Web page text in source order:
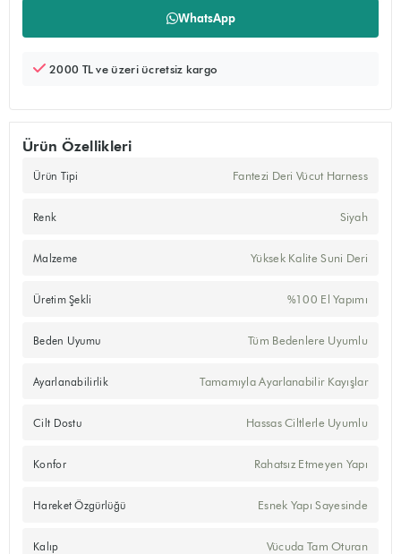
WhatsApp
2000 TL ve üzeri ücretsiz kargo
Ürün Özellikleri
Ürün Tipi Fantezi Deri Vücut Harness
Renk Siyah
Malzeme Yüksek Kalite Suni Deri
Üretim Şekli %100 El Yapımı
Beden Uyumu Tüm Bedenlere Uyumlu
Ayarlanabilirlik Tamamıyla Ayarlanabilir Kayışlar
Cilt Dostu Hassas Ciltlerle Uyumlu
Konfor Rahatsız Etmeyen Yapı
Hareket Özgürlüğü Esnek Yapı Sayesinde
Kalıp Vücuda Tam Oturan